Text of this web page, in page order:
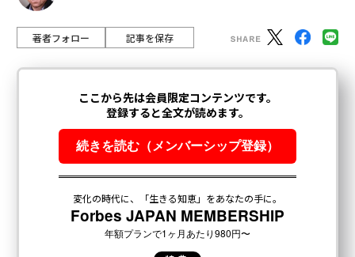
著者フォロー 記事を保存